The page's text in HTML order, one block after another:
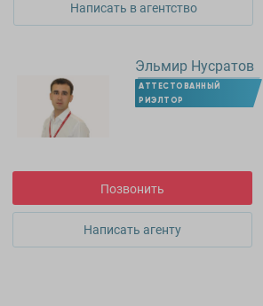
Написать в агентство
Эльмир Нусратов
АТТЕСТОВАННЫЙ
РИЭЛТОР
Позвонить
Написать агенту